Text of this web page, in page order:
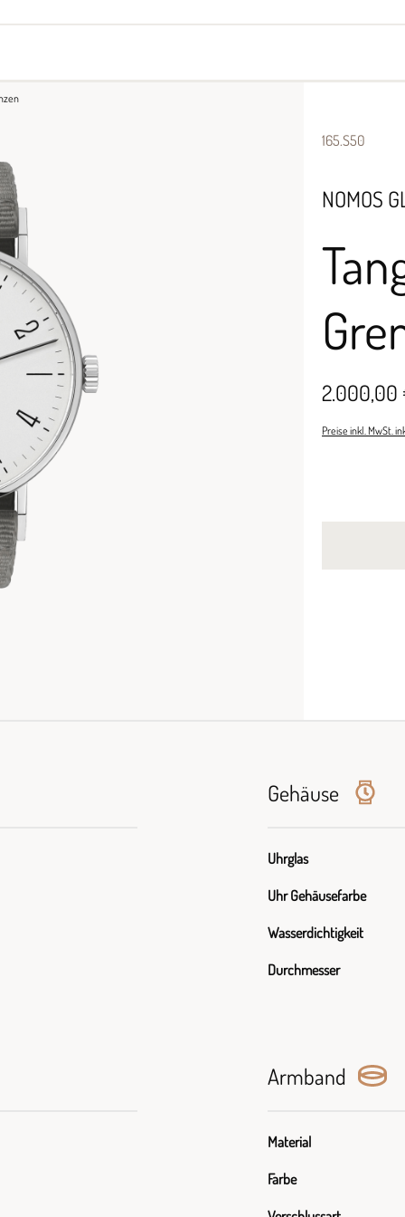
165.S50
NOMOS
2.000,00
Preise inkl. MwSt.
Gehäuse
Uhrglas
Uhr Gehäusefarbe
Wasserdichtigkeit
Durchmesser
Armband
Material
Farbe